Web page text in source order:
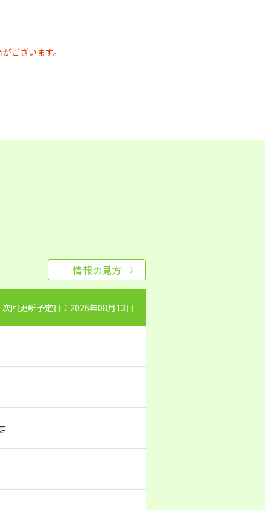
ございます。
情報の見方
回更新予定日：2026年08月13日